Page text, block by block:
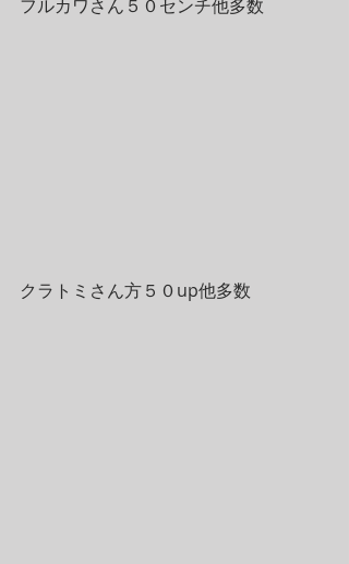
フルカワさん５０センチ他多数
クラトミさん方５０up他多数